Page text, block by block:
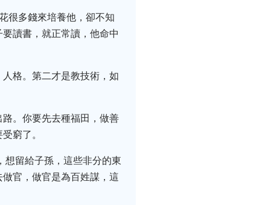
很多錢來培養他，卻不知
讀書，就正常讀，他命中
格。第二才是教技術，如
。你要先去種福田，做善
窮了。
想留給子孫，這些非分的東
官，做官是為百姓謀，這